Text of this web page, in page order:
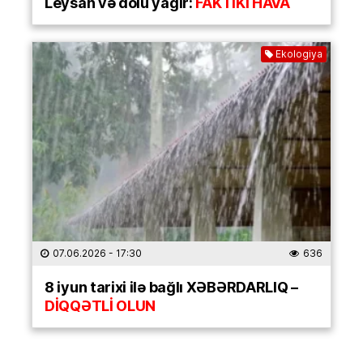
Ekologiya
07.06.2026 - 17:30 636
8 iyun tarixi ilə bağlı XƏBƏRDARLIQ –
DİQQƏTLİ OLUN